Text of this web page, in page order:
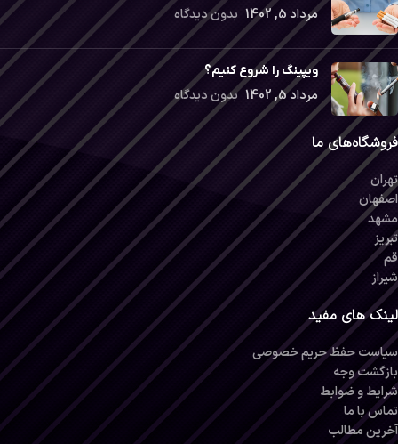
مرداد 5, 1402 بدون دیدگاه
ویپینگ را شروع کنیم؟
مرداد 5, 1402 بدون دیدگاه
فروشگاه‌های ما
تهران
اصفهان
مشهد
تبریز
قم
شیراز
لینک های مفید
سیاست حفظ حریم خصوصی
بازگشت وجه
شرایط و ضوابط
تماس با ما
آخرین مطالب